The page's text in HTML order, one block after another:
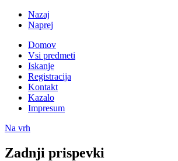
Nazaj
Naprej
Domov
Vsi predmeti
Iskanje
Registracija
Kontakt
Kazalo
Impresum
Na vrh
Zadnji prispevki